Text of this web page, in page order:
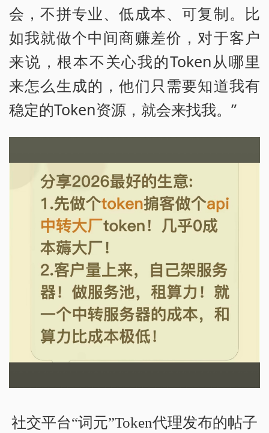
会，不拼专业、低成本、可复制。比
如我就做个中间商赚差价，对于客户
来说，根本不关心我的Token从哪里
来怎么生成的，他们只需要知道我有
稳定的Token资源，就会来找我。”
社交平台“词元”Token代理发布的帖子